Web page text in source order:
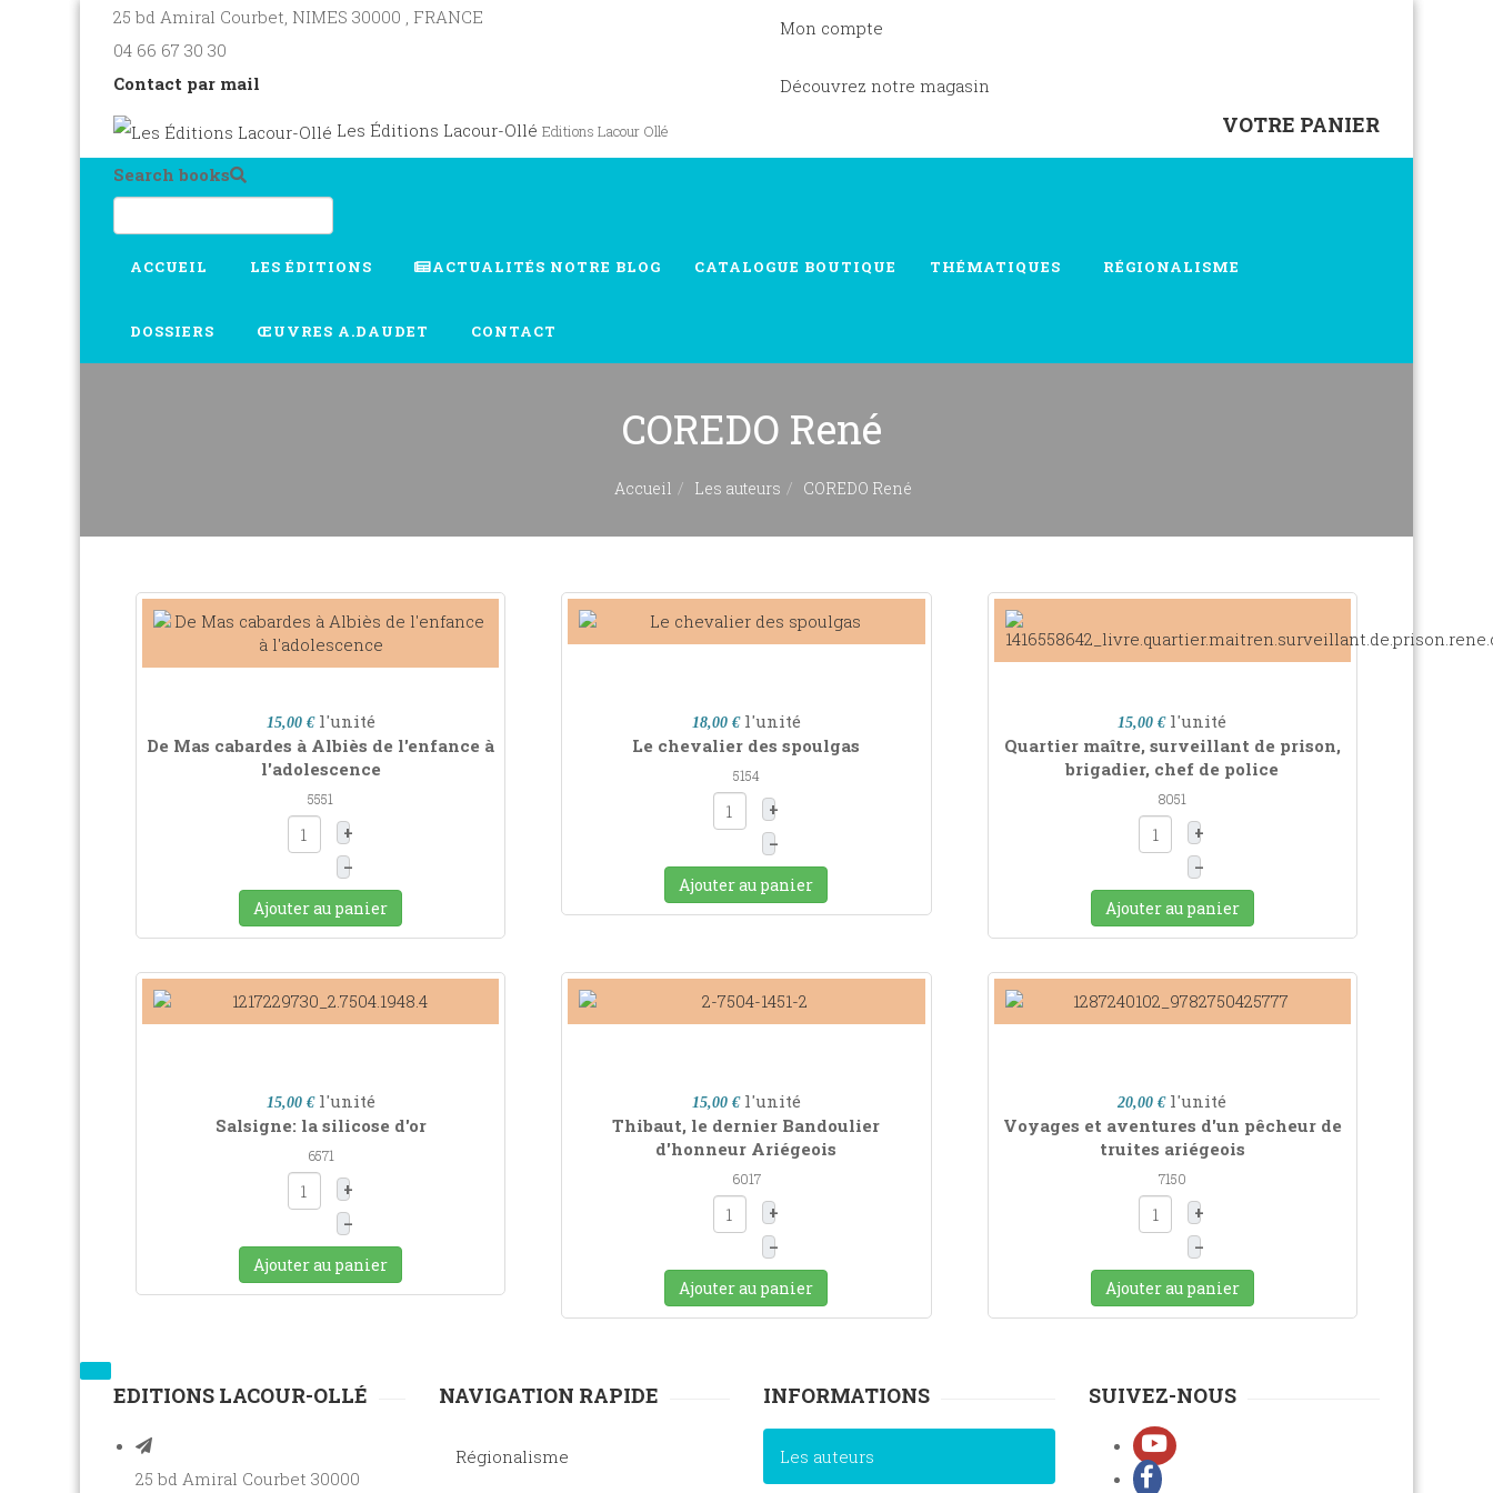
25 bd Amiral Courbet, NIMES 30000 , FRANCE
04 66 67 30 30
Contact par mail
Mon compte
Découvrez notre magasin
Les Éditions Lacour-Ollé Editions Lacour Ollé VOTRE PANIER
Search books
ACCUEIL LES ÉDITIONS ACTUALITÉS NOTRE BLOG CATALOGUE BOUTIQUE THÉMATIQUES RÉGIONALISME
DOSSIERS ŒUVRES A.DAUDET CONTACT
COREDO René
Accueil Les auteurs COREDO René
15,00 € l'unité
De Mas cabardes à Albiès de l'enfance à
l'adolescence
5551
+
–
Ajouter au panier
18,00 € l'unité
Le chevalier des spoulgas
5154
+
–
Ajouter au panier
15,00 € l'unité
Quartier maître, surveillant de prison,
brigadier, chef de police
8051
+
–
Ajouter au panier
15,00 € l'unité
Salsigne: la silicose d'or
6571
+
–
Ajouter au panier
15,00 € l'unité
Thibaut, le dernier Bandoulier
d'honneur Ariégeois
6017
+
–
Ajouter au panier
20,00 € l'unité
Voyages et aventures d'un pêcheur de
truites ariégeois
7150
+
–
Ajouter au panier
EDITIONS LACOUR-OLLÉ
25 bd Amiral Courbet 30000
NAVIGATION RAPIDE
Régionalisme
INFORMATIONS
Les auteurs
SUIVEZ-NOUS